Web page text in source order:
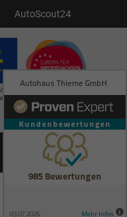
AutoScout24
KONTAKT